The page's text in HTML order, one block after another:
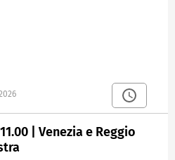
| Venezia e Reggio